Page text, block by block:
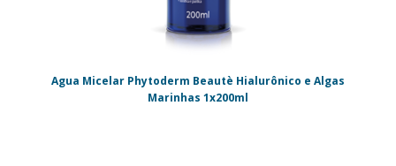
Agua Micelar Phytoderm Beautè Hialurônico e Algas
Marinhas 1x200ml